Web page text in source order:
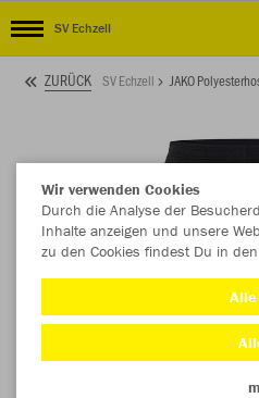
SV Echzell
ZURÜCK SV Echzell JAKO
Wir verwenden Cookies
Durch die Analyse der
Inhalte anzeigen und unsere
zu den Cookies findest Du in
Alle